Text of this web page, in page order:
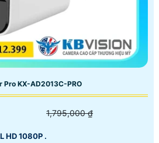
Pro KX-AD2013C-PRO
1,795,000 ₫
HD 1080P .